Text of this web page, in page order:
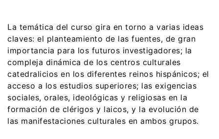
La temática del curso gira en torno a varias ideas
claves: el planteamiento de las fuentes, de gran
importancia para los futuros investigadores; la
compleja dinámica de los centros culturales
catedralicios en los diferentes reinos hispánicos; el
acceso a los estudios superiores; las exigencias
sociales, orales, ideológicas y religiosas en la
formación de clérigos y laicos, y la evolución de
las manifestaciones culturales en ambos grupos.